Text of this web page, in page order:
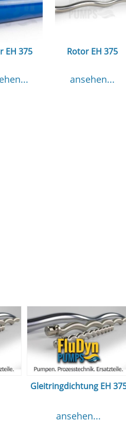
EH 375 Rotor EH 375
ansehen...
Gleitringdichtung EH
ansehen...